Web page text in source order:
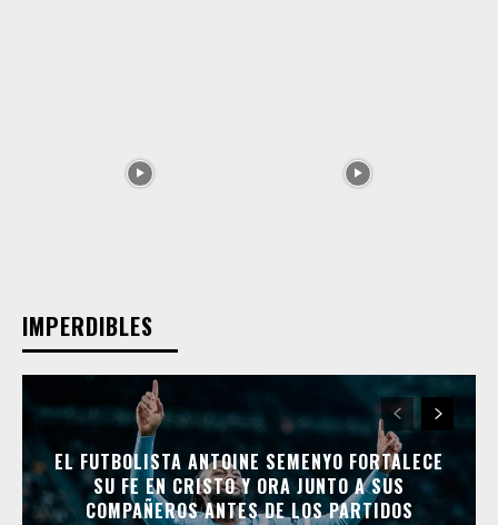
IMPERDIBLES
EL FUTBOLISTA ANTOINE SEMENYO FORTALECE
SU FE EN CRISTO Y ORA JUNTO A SUS
COMPAÑEROS ANTES DE LOS PARTIDOS